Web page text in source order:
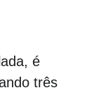
é
três